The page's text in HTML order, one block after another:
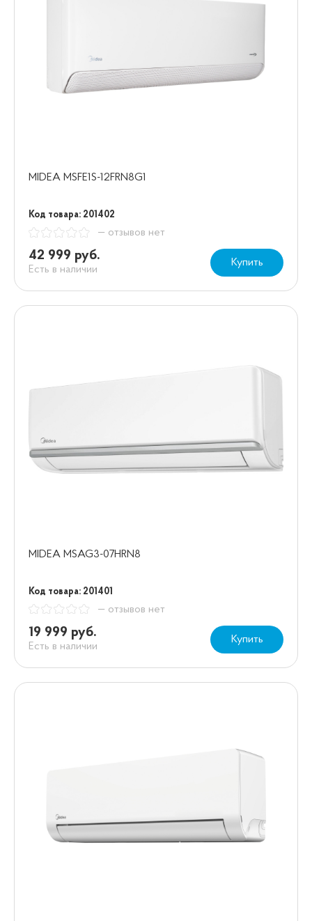
MIDEA MSFE1S-12FRN8G1
Код товара: 201402
— отзывов нет
42 999 руб.
Есть в наличии
Купить
MIDEA MSAG3-07HRN8
Код товара: 201401
— отзывов нет
19 999 руб.
Есть в наличии
Купить